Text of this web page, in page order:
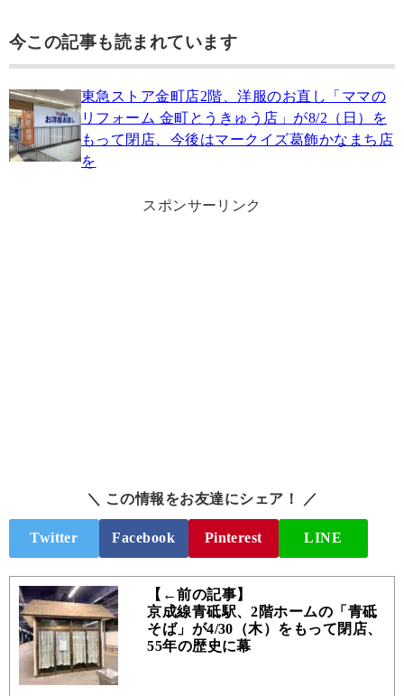
今この記事も読まれています
東急ストア金町店2階、洋服のお直し「ママの
リフォーム 金町とうきゅう店」が8/2（日）を
もって閉店、今後はマークイズ葛飾かなまち店
を
スポンサーリンク
＼ この情報をお友達にシェア！ ／
Twitter Facebook Pinterest LINE
【←前の記事】
京成線青砥駅、2階ホームの「青砥
そば」が4/30（木）をもって閉店、
55年の歴史に幕